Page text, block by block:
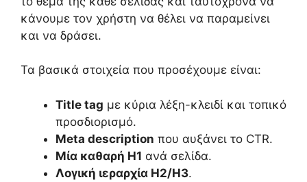
κάνουμε τον χρήστη να θέλει να παραμείνει
και να δράσει.
Τα βασικά στοιχεία που προσέχουμε είναι:
Title tag με κύρια λέξη-κλειδί και τοπικό
προσδιορισμό.
Meta description που αυξάνει το CTR.
Μία καθαρή H1 ανά σελίδα.
Λογική ιεραρχία H2/H3.